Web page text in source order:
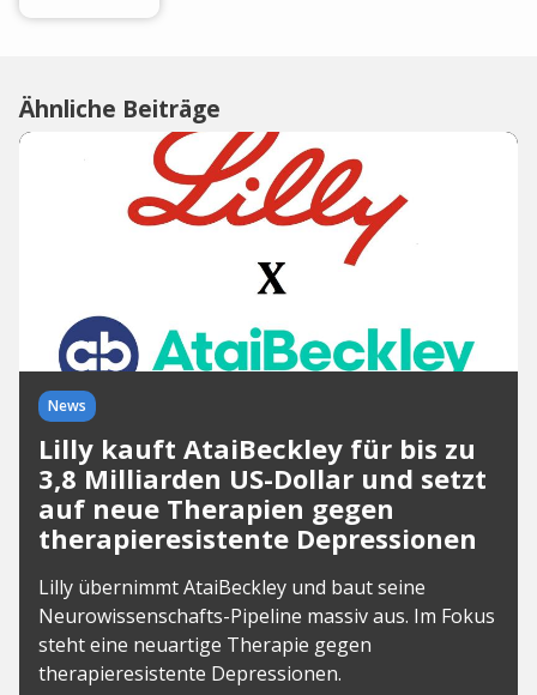
Ähnliche Beiträge
News
Lilly kauft AtaiBeckley für bis zu
3,8 Milliarden US-Dollar und setzt
auf neue Therapien gegen
therapieresistente Depressionen
Lilly übernimmt AtaiBeckley und baut seine
Neurowissenschafts-Pipeline massiv aus. Im Fokus
steht eine neuartige Therapie gegen
therapieresistente Depressionen.